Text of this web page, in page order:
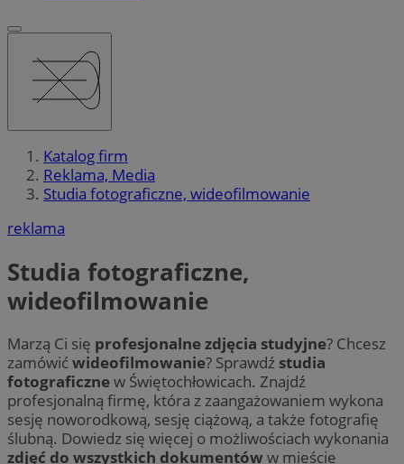
Katalog firm
Reklama, Media
Studia fotograficzne, wideofilmowanie
reklama
Studia fotograficzne,
wideofilmowanie
Marzą Ci się profesjonalne zdjęcia studyjne? Chcesz
zamówićwideofilmowanie? Sprawdź studia
fotograficznew Świętochłowicach. Znajdź
profesjonalną firmę, która z zaangażowaniem wykona
sesję noworodkową, sesję ciążową, a także fotografię
ślubną. Dowiedz się więcej o możliwościach wykonania
zdjęć do wszystkich dokumentów w mieście